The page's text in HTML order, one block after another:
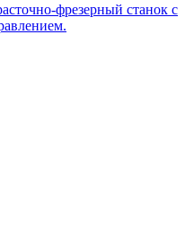
фрезерный станок с